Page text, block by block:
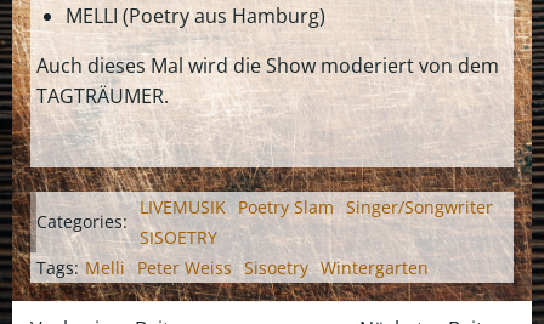
MELLI (Poetry aus Hamburg)
Auch dieses Mal wird die Show moderiert von dem
TAGTRÄUMER.
Categories:
LIVEMUSIK Poetry Slam Singer/Songwriter
SISOETRY
Tags: Melli Peter Weiss Sisoetry Wintergarten